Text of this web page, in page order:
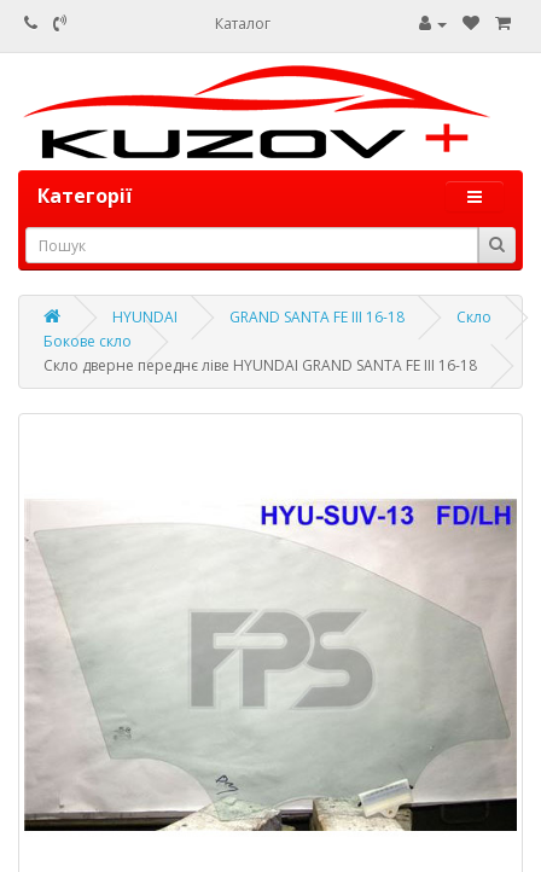
Каталог
Категорії
HYUNDAI GRAND SANTA FE III 16-18
Скло
Бокове скло
Скло дверне переднє ліве HYUNDAI GRAND SANTA FE III 16-18